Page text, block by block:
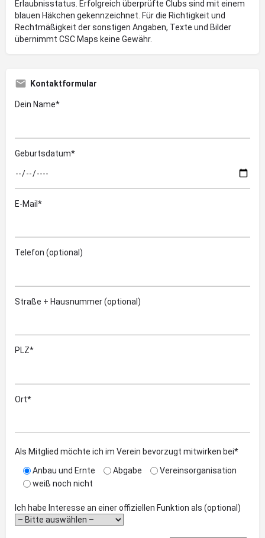
Erlaubnisstatus. Erfolgreich überprüfte Clubs sind mit einem
blauen Häkchen gekennzeichnet. Für die Richtigkeit und
Rechtmäßigkeit der sonstigen Angaben, Texte und Bilder
übernimmt CSC Maps keine Gewähr.
Kontaktformular
Dein Name*
Geburtsdatum*
E-Mail*
Telefon (optional)
Straße + Hausnummer (optional)
PLZ*
Ort*
Als Mitglied möchte ich im Verein bevorzugt mitwirken bei*
Anbau und Ernte
Abgabe
Vereinsorganisation
weiß noch nicht
Ich habe Interesse an einer offiziellen Funktion als (optional)